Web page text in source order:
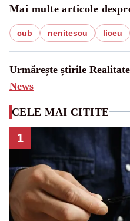
Mai multe articole
cub nenitescu liceu
Urmărește știrile
News
CELE MAI CITITE
1